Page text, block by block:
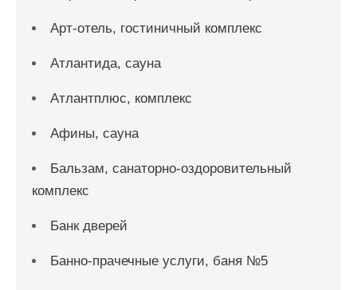
Арт-отель, гостиничный комплекс
Атлантида, сауна
Атлантплюс, комплекс
Афины, сауна
Бальзам, санаторно-оздоровительный
комплекс
Банк дверей
Банно-прачечные услуги, баня №5